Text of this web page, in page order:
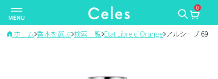
ナ
ビ
ゲ
0
ホーム 香水を選ぶ 検索一覧 Etat Libre d’Orange アルシーブ 69